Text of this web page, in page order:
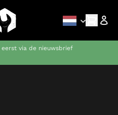
via de nieuwsbrief